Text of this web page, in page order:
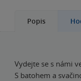
Popis
Vydejte se s námi
S batohem a